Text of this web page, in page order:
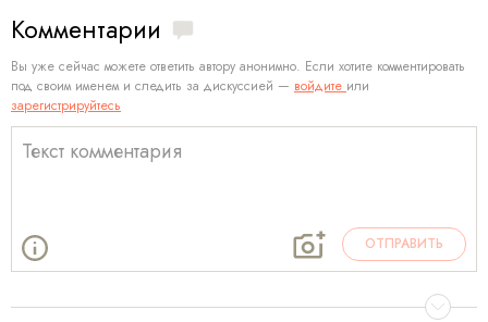
Комментарии
Вы уже сейчас можете ответить автору анонимно. Если хотите комментировать
под своим именем и следить за дискуссией — войдите или
зарегистрируйтесь
ОТПРАВИТЬ